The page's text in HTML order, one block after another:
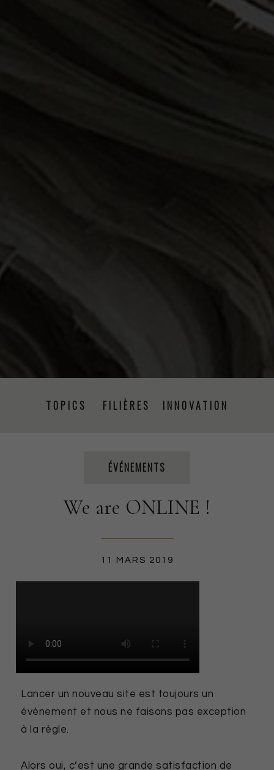
TOPICS FILIÈRES INNOVATION
PRISE DE PAROLE ÉVÉNEMENTS
PRODUCTION TEXTILE
We are ONLINE !
ÉVÉNEMENTS
11 MARS 2019
Lancer un nouveau site est toujours un
évènement et nous ne faisons pas exception
à la règle.
Alors oui, c’est une grande satisfaction de